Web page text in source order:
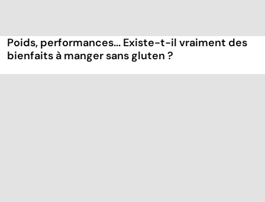
Poids, performances... Existe-t-il vraiment des
bienfaits à manger sans gluten ?